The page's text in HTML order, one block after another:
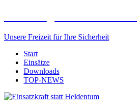
Unsere Freizeit für Ihre Sicherheit
Start
Einsätze
Downloads
TOP-NEWS